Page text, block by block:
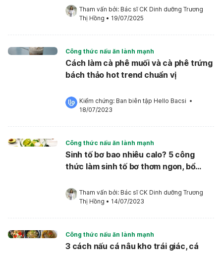
Tham vấn bởi: Bác sĩ CK Dinh dưỡng Trương
Thị Hồng • 19/07/2025
Công thức nấu ăn lành mạnh
Cách làm cà phê muối và cà phê trứng
bách thảo hot trend chuẩn vị
Kiểm chứng: Ban biên tập Hello Bacsi •
18/07/2023
Công thức nấu ăn lành mạnh
Sinh tố bơ bao nhiêu calo? 5 công
thức làm sinh tố bơ thơm ngon, bổ
Tham vấn bởi: Bác sĩ CK Dinh dưỡng Trương
Thị Hồng • 14/07/2023
Công thức nấu ăn lành mạnh
3 cách nấu cá nâu kho trái giác, cá